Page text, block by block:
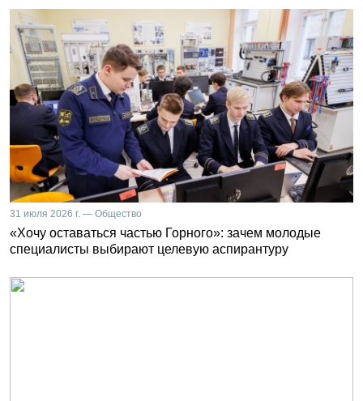
31 июля 2026 г. — Общество
«Хочу оставаться частью Горного»: зачем молодые
специалисты выбирают целевую аспирантуру